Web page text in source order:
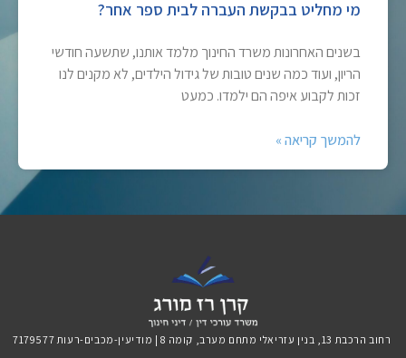
מי מחליט בבקשת העברה לבית ספר אחר?
בשנים האחרונות משרד החינוך מלמד אותנו, שתשעה חודשי
הריון, ועוד כמה שנים טובות של גידול הילדים, לא מקנים לנו
זכות לקבוע איפה הם ילמדו. כמעט
להמשך קריאה »
רחוב הרכבת 13, בנין עזריאלי מתחם מערב, קומה 8 | מודיעין-מכבים-רעות 7179577